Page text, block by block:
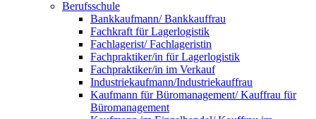
Berufsschule
Bankkaufmann/ Bankkauffrau
Fachkraft für Lagerlogistik
Fachlagerist/ Fachlageristin
Fachpraktiker/in für Lagerlogistik
Fachpraktiker/in im Verkauf
Industriekaufmann/Industriekauffrau
Kaufmann für Büromanagement/ Kauffrau für
Büromanagement